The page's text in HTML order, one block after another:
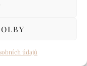
údajů